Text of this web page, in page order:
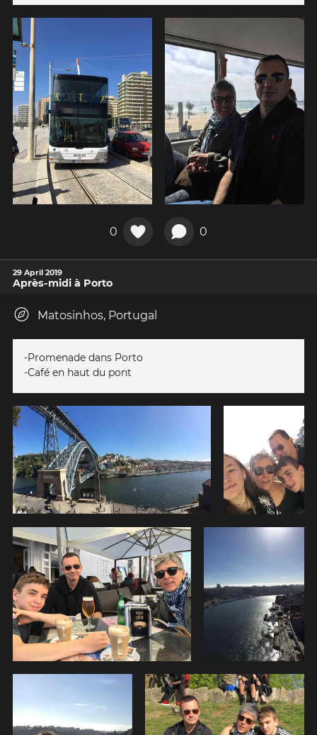
0 0
29 April 2019
Après-midi à Porto
Matosinhos, Portugal
-Promenade dans Porto
-Café en haut du pont